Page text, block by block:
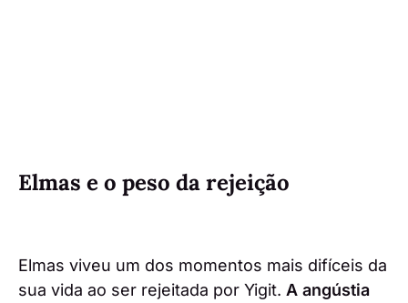
Elmas e o peso da rejeição
Elmas viveu um dos momentos mais difíceis da
sua vida ao ser rejeitada por Yigit. A angústia